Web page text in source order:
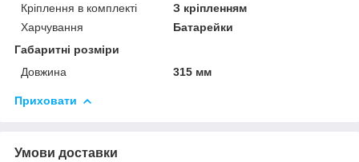
Кріплення в комплекті
З кріпленням
Харчування
Батарейки
Габаритні розміри
Довжина
315 мм
Приховати
Умови доставки